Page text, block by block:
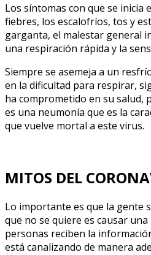
Los síntomas con que se inicia
fiebres, los escalofríos, tos y
garganta, el malestar general
una respiración rápida y la
Siempre se asemeja a un
en la dificultad para respirar,
ha comprometido en su salud,
es una neumonía que es la
que vuelve mortal a este virus.
MITOS DEL
Lo importante es que la gente
que no se quiere es causar
personas reciben la
está canalizando de manera